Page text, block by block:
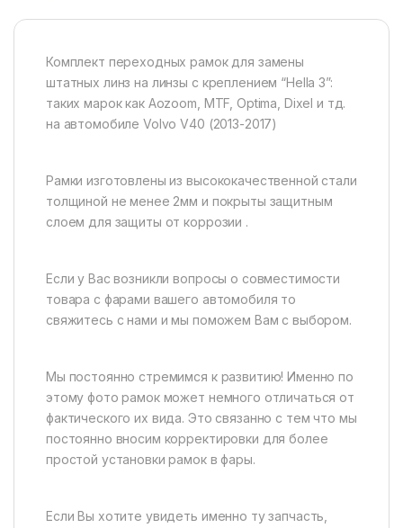
Комплект переходных рамок для замены
штатных линз на линзы с креплением “Hella 3”:
таких марок как Aozoom, MTF, Optima, Dixel и тд.
на автомобиле Volvo V40 (2013-2017)
Рамки изготовлены из высококачественной стали
толщиной не менее 2мм и покрыты защитным
слоем для защиты от коррозии .
Если у Вас возникли вопросы о совместимости
товара с фарами вашего автомобиля то
свяжитесь с нами и мы поможем Вам с выбором.
Мы постоянно стремимся к развитию! Именно по
этому фото рамок может немного отличаться от
фактического их вида. Это связанно с тем что мы
постоянно вносим корректировки для более
простой установки рамок в фары.
Если Вы хотите увидеть именно ту запчасть,